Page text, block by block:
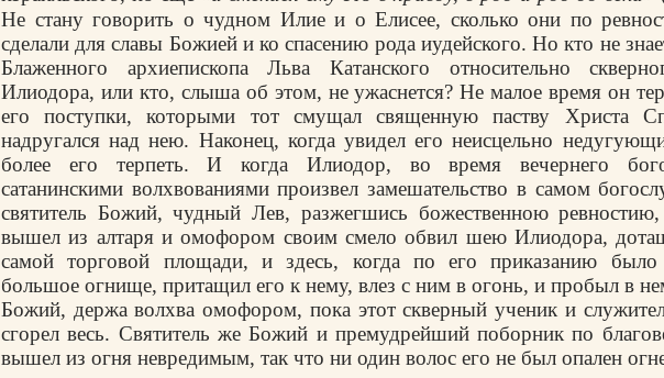
Не стану говорить о чудном Илие и о Елисее, сколько они по
сделали для славы Божией и ко спасению рода иудейского. Но кто не
Блаженного архиепископа Льва Катанского относительно
Илиодора, или кто, слыша об этом, не ужаснется? Не малое время он
его поступки, которыми тот смущал свя­щенную паству Христа
надругался над нею. Наконец, когда увидел его неисцельно
более его терпеть. И когда Илиодор, во время вечернего
сатанинскими волхвованиями произвел замешательство в самом
свя­титель Божий, чудный Лев, разжегшись божественною
вышел из алтаря и омофором своим смело обвил шею Илиодора,
самой торговой площади, и здесь, когда по его приказанию было
большое огнище, притащил его к нему, влез с ним в огонь, и пробыл в
Божий, держа волхва омофором, пока этот сквер­ный ученик и
сгорел весь. Свя­титель же Божий и премудрейший поборник по
вышел из огня невредимым, так что ни один волос его не был опален